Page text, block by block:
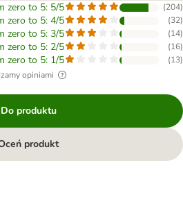
zero to 5: 5/5 (204)
zero to 5: 4/5 (32)
zero to 5: 3/5 (14)
zero to 5: 2/5 (16)
zero to 5: 1/5 (13)
opiniami
Do produktu
produkt